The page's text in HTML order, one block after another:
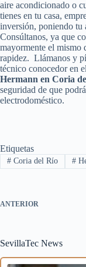
aire acondicionado o
tienes en tu casa,
inversión, poniendo tu
Consúltanos, ya que
mayormente el mismo
rapidez. Llámanos y
técnico conocedor en el
Hermann en Coria
seguridad de que
electrodoméstico.
Etiquetas
#Coria del Río #
ANTERIOR
SevillaTec News